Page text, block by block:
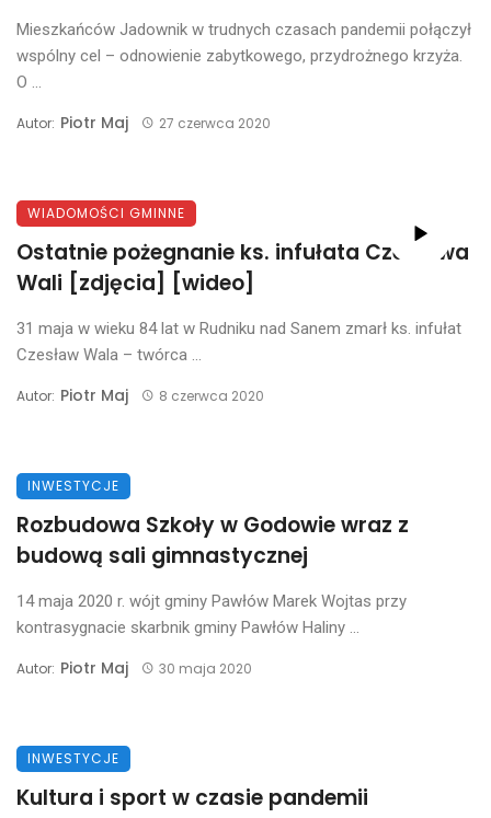
Mieszkańców Jadownik w trudnych czasach pandemii połączył
wspólny cel – odnowienie zabytkowego, przydrożnego krzyża.
O ...
Autor: Piotr Maj 27 czerwca 2020
WIADOMOŚCI GMINNE
Ostatnie pożegnanie ks. infułata Czesława
Wali [zdjęcia] [wideo]
31 maja w wieku 84 lat w Rudniku nad Sanem zmarł ks. infułat
Czesław Wala – twórca ...
Autor: Piotr Maj 8 czerwca 2020
INWESTYCJE
Rozbudowa Szkoły w Godowie wraz z
budową sali gimnastycznej
14 maja 2020 r. wójt gminy Pawłów Marek Wojtas przy
kontrasygnacie skarbnik gminy Pawłów Haliny ...
Autor: Piotr Maj 30 maja 2020
INWESTYCJE
Kultura i sport w czasie pandemii